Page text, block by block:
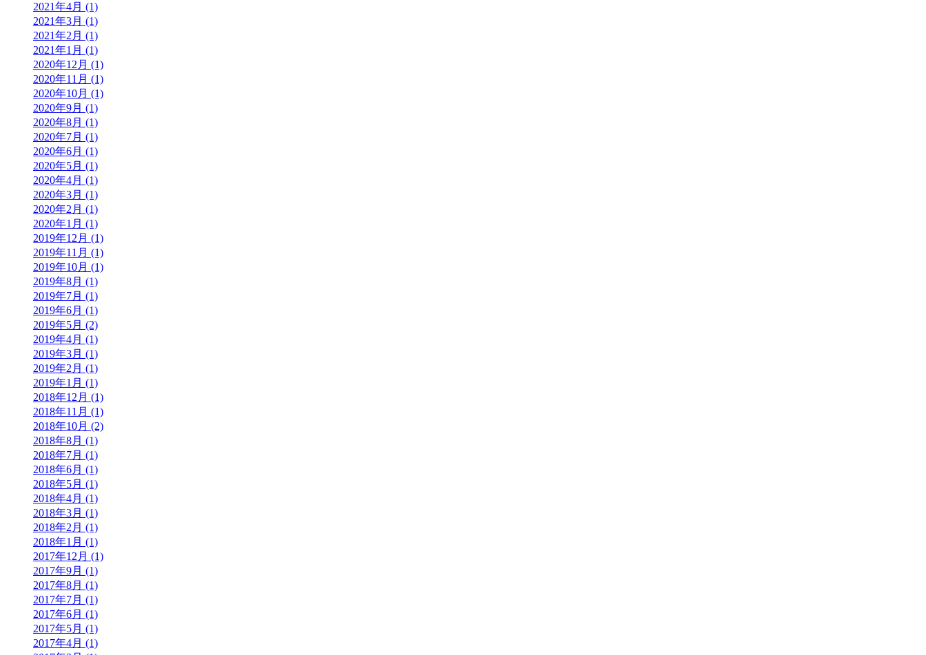
2021年4月 (1)
2021年3月 (1)
2021年2月 (1)
2021年1月 (1)
2020年12月 (1)
2020年11月 (1)
2020年10月 (1)
2020年9月 (1)
2020年8月 (1)
2020年7月 (1)
2020年6月 (1)
2020年5月 (1)
2020年4月 (1)
2020年3月 (1)
2020年2月 (1)
2020年1月 (1)
2019年12月 (1)
2019年11月 (1)
2019年10月 (1)
2019年8月 (1)
2019年7月 (1)
2019年6月 (1)
2019年5月 (2)
2019年4月 (1)
2019年3月 (1)
2019年2月 (1)
2019年1月 (1)
2018年12月 (1)
2018年11月 (1)
2018年10月 (2)
2018年8月 (1)
2018年7月 (1)
2018年6月 (1)
2018年5月 (1)
2018年4月 (1)
2018年3月 (1)
2018年2月 (1)
2018年1月 (1)
2017年12月 (1)
2017年9月 (1)
2017年8月 (1)
2017年7月 (1)
2017年6月 (1)
2017年5月 (1)
2017年4月 (1)